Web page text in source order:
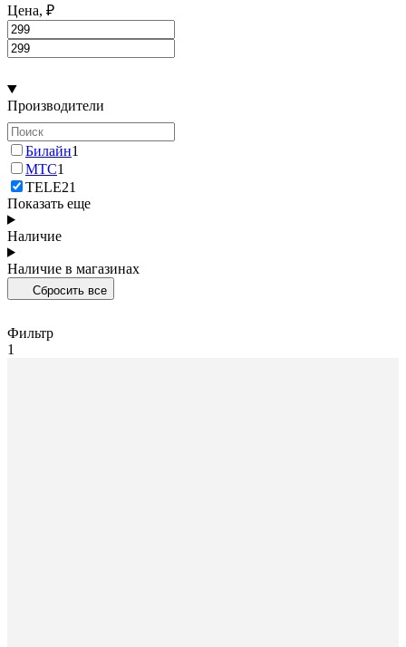
Цена, ₽
Производители
Билайн1
МТС1
TELE21
Показать еще
Наличие
Наличие в магазинах
Сбросить все
Фильтр
1